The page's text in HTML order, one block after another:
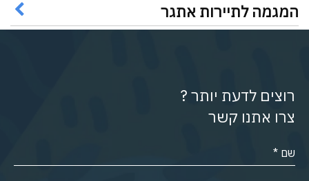
המגמה לתיירות אתגר
רוצים לדעת יותר ?
צרו אתנו קשר